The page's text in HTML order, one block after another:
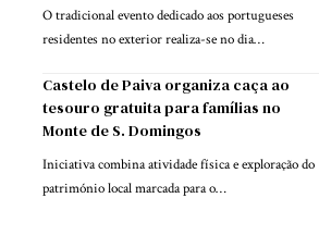
O tradicional evento dedicado aos portugueses
residentes no exterior realiza-se no dia…
Castelo de Paiva organiza caça ao
tesouro gratuita para famílias no
Monte de S. Domingos
Iniciativa combina atividade física e exploração do
património local marcada para o…